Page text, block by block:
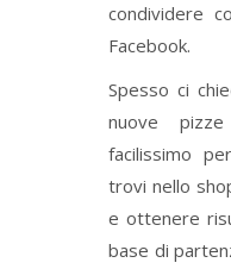
condividere
Facebook.
Spesso ci
nuove
facilissimo
trovi nello
e ottenere
base di